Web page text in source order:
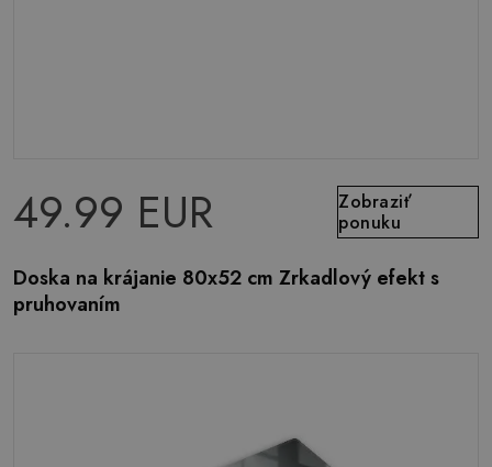
49.99 EUR
Zobraziť
ponuku
Doska na krájanie 80x52 cm Zrkadlový efekt s
pruhovaním